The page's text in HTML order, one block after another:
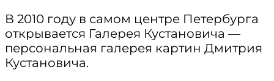
В 2010 году в самом центре Петербурга
открывается Галерея Кустановича —
персональная галерея картин Дмитрия
Кустановича.